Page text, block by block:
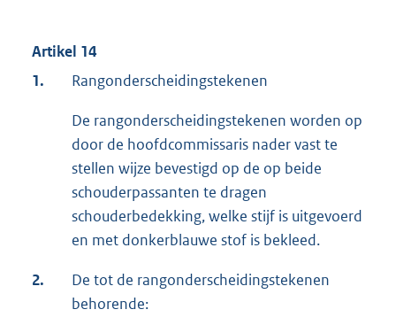
Artikel 14
1.
Rangonderscheidingstekenen
De rangonderscheidingstekenen worden op
door de hoofdcommissaris nader vast te
stellen wijze bevestigd op de op beide
schouderpassanten te dragen
schouderbedekking, welke stijf is uitgevoerd
en met donkerblauwe stof is bekleed.
2.
De tot de rangonderscheidingstekenen
behorende: